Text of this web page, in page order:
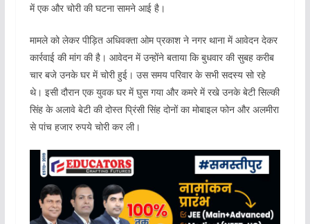
में एक और चोरी की घटना सामने आई है।
मामले को लेकर पीड़ित अधिवक्ता ओम प्रकाश ने नगर थाना में आवेदन देकर
कार्रवाई की मांग की है। आवेदन में उन्होंने बताया कि बुधवार की सुबह करीब
चार बजे उनके घर में चोरी हुई। उस समय परिवार के सभी सदस्य सो रहे
थे। इसी दौरान एक युवक घर में घुस गया और कमरे में रखे उनके बेटी सिल्की
सिंह के अलावे बेटी की दोस्त प्रिंसी सिंह दोनों का मोबाइल फोन और अलमीरा
से पांच हजार रुपये चोरी कर ली।